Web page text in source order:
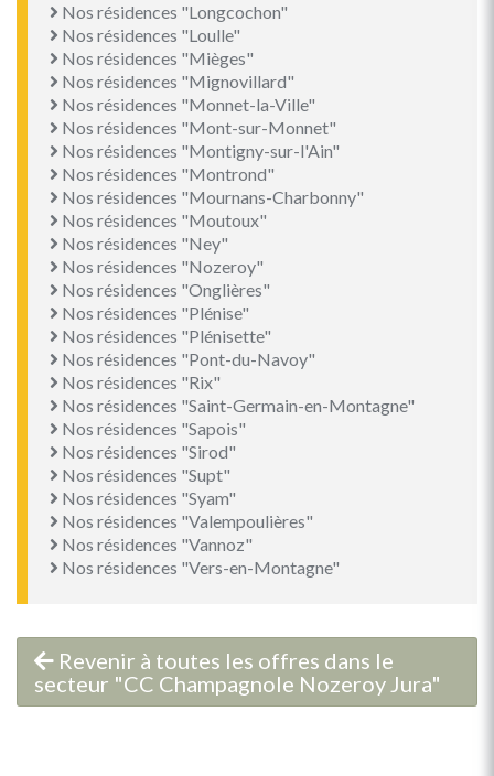
Nos résidences "Longcochon"
Nos résidences "Loulle"
Nos résidences "Mièges"
Nos résidences "Mignovillard"
Nos résidences "Monnet-la-Ville"
Nos résidences "Mont-sur-Monnet"
Nos résidences "Montigny-sur-l'Ain"
Nos résidences "Montrond"
Nos résidences "Mournans-Charbonny"
Nos résidences "Moutoux"
Nos résidences "Ney"
Nos résidences "Nozeroy"
Nos résidences "Onglières"
Nos résidences "Plénise"
Nos résidences "Plénisette"
Nos résidences "Pont-du-Navoy"
Nos résidences "Rix"
Nos résidences "Saint-Germain-en-Montagne"
Nos résidences "Sapois"
Nos résidences "Sirod"
Nos résidences "Supt"
Nos résidences "Syam"
Nos résidences "Valempoulières"
Nos résidences "Vannoz"
Nos résidences "Vers-en-Montagne"
Revenir à toutes les offres dans le
secteur "CC Champagnole Nozeroy Jura"